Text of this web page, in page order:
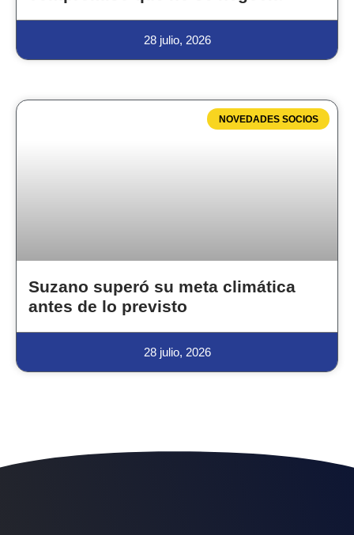
28 julio, 2026
NOVEDADES SOCIOS
Suzano superó su meta climática
antes de lo previsto
28 julio, 2026